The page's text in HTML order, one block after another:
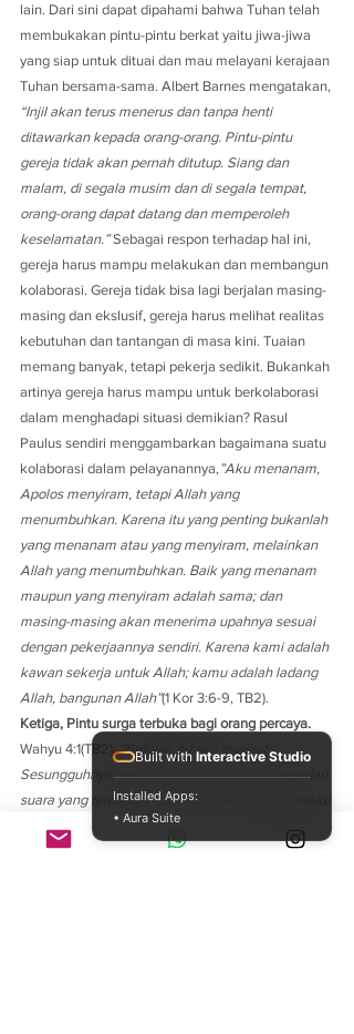
lain. Dari sini dapat dipahami bahwa Tuhan telah
membukakan pintu-pintu berkat yaitu jiwa-jiwa
yang siap untuk dituai dan mau melayani kerajaan
Tuhan bersama-sama. Albert Barnes mengatakan,
“Injil akan terus menerus dan tanpa henti
ditawarkan kepada orang-orang. Pintu-pintu
gereja tidak akan pernah ditutup. Siang dan
malam, di segala musim dan di segala tempat,
orang-orang dapat datang dan memperoleh
keselamatan.” Sebagai respon terhadap hal ini,
gereja harus mampu melakukan dan membangun
kolaborasi. Gereja tidak bisa lagi berjalan masing-
masing dan ekslusif, gereja harus melihat realitas
kebutuhan dan tantangan di masa kini. Tuaian
memang banyak, tetapi pekerja sedikit. Bukankah
artinya gereja harus mampu untuk berkolaborasi
dalam menghadapi situasi demikian? Rasul
Paulus sendiri menggambarkan bagaimana suatu
kolaborasi dalam pelayanannya,”Aku menanam,
Apolos menyiram, tetapi Allah yang
menumbuhkan. Karena itu yang penting bukanlah
yang menanam atau yang menyiram, melainkan
Allah yang menumbuhkan. Baik yang menanam
maupun yang menyiram adalah sama; dan
masing-masing akan menerima upahnya sesuai
dengan pekerjaannya sendiri. Karena kami adalah
kawan sekerja untuk Allah; kamu adalah ladang
Allah, bangunan Allah”(1 Kor 3:6-9, TB2).
Ketiga, Pintu surga terbuka bagi orang percaya.
Wahyu 4:1(TB2), “Setelah itu aku melihat:
Sesungguhnya, sebuah pintu terbuka di surga dan
suara yang terdahulu kudengar, berkata kepadaku
seperti bunyi sangkakala, “Naiklah ke mari dan
Aku akan menunjukkan kepadamu apa yang
Built with Interactive Studio
Installed Apps:
• Aura Suite